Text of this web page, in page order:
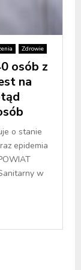
Zdrowie
osób z
na
o stanie
epidemia
w